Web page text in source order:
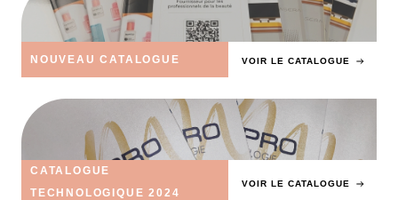
NOUVEAU CATALOGUE VOIR LE CATALOGUE
CATALOGUE
TECHNOLOGIQUE 2024
VOIR LE CATALOGUE